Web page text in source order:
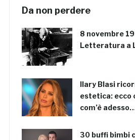
Da non perdere
8 novembre
Letteratura a
Ilary Blasi
estetica: ecco
com’è
30 buffi bimbi